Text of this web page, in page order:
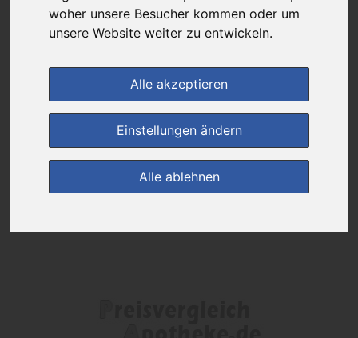
woher unsere Besucher kommen oder um
unsere Website weiter zu entwickeln.
Alle akzeptieren
Einstellungen ändern
Alle ablehnen
erhältlich.
(0) Jetzt bewerten!
zur Startseite
Preisalarm